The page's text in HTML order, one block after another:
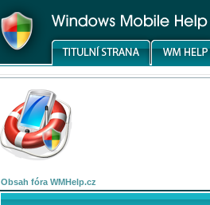
Obsah fóra WMHelp.cz